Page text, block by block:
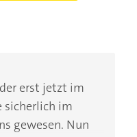
erst jetzt im
sicherlich im
gewesen. Nun